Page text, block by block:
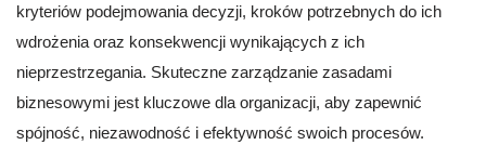
kryteriów podejmowania decyzji, kroków potrzebnych do ich
wdrożenia oraz konsekwencji wynikających z ich
nieprzestrzegania. Skuteczne zarządzanie zasadami
biznesowymi jest kluczowe dla organizacji, aby zapewnić
spójność, niezawodność i efektywność swoich procesów.